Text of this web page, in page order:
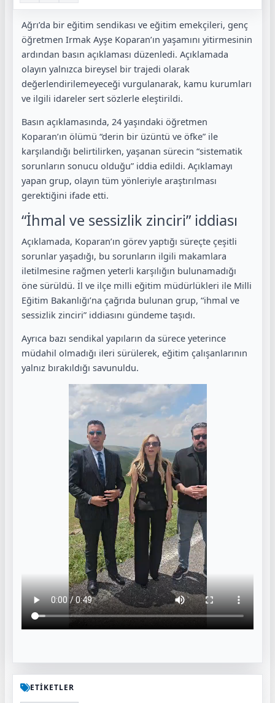
Ağrı’da bir eğitim sendikası ve eğitim emekçileri, genç
öğretmen Irmak Ayşe Koparan’ın yaşamını yitirmesinin
ardından basın açıklaması düzenledi. Açıklamada
olayın yalnızca bireysel bir trajedi olarak
değerlendirilemeyeceği vurgulanarak, kamu kurumları
ve ilgili idareler sert sözlerle eleştirildi.
Basın açıklamasında, 24 yaşındaki öğretmen
Koparan’ın ölümü “derin bir üzüntü ve öfke” ile
karşılandığı belirtilirken, yaşanan sürecin “sistematik
sorunların sonucu olduğu” iddia edildi. Açıklamayı
yapan grup, olayın tüm yönleriyle araştırılması
gerektiğini ifade etti.
“İhmal ve sessizlik zinciri” iddiası
Açıklamada, Koparan’ın görev yaptığı süreçte çeşitli
sorunlar yaşadığı, bu sorunların ilgili makamlara
iletilmesine rağmen yeterli karşılığın bulunamadığı
öne sürüldü. İl ve ilçe milli eğitim müdürlükleri ile Milli
Eğitim Bakanlığı’na çağrıda bulunan grup, “ihmal ve
sessizlik zinciri” iddiasını gündeme taşıdı.
Ayrıca bazı sendikal yapıların da sürece yeterince
müdahil olmadığı ileri sürülerek, eğitim çalışanlarının
yalnız bırakıldığı savunuldu.
ETİKETLER